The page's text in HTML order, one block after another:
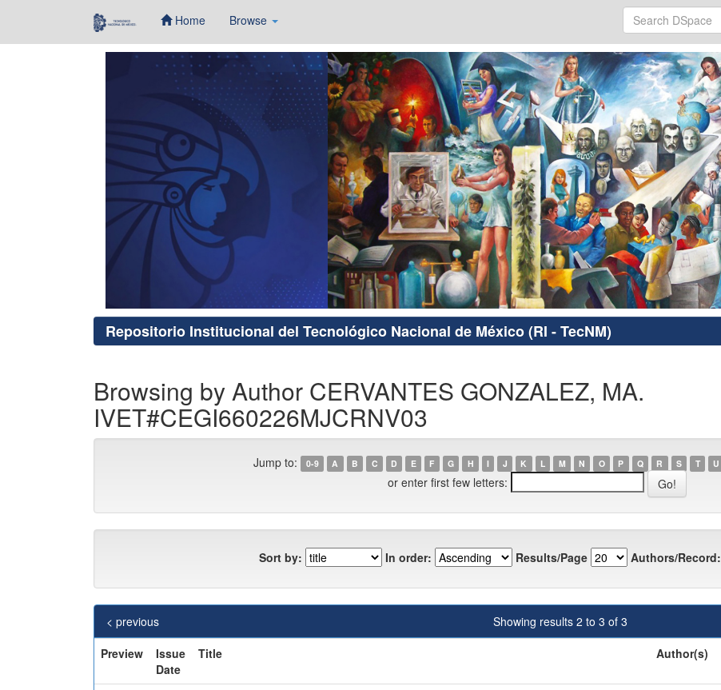
Home Browse
Repositorio Institucional del Tecnológico Nacional de México (RI - TecNM)
Browsing by Author CERVANTES GONZALEZ, MA.
IVET#CEGI660226MJCRNV03
Jump to: 0-9 A B C D E F G H I J K L M N O P Q R S T U
or enter first few letters:
Sort by: In order: Results/Page Authors/Record:
Showing results 2 to 3 of 3
< previous
Preview
Issue
Date
Title Author(s)